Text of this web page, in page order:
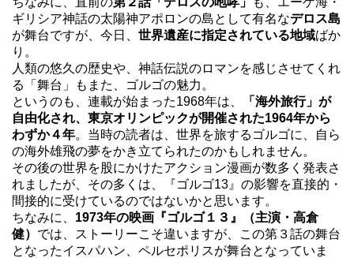
ギリシア神話の太陽神アポロンの島として有名なデロス島
が舞台ですが、今日、 世界遺産に指定されている地域ばか
り。
人類の悠久の歴史や、神話伝説のロマンを感じさせてくれ
る「舞台」もまた、ゴルゴの魅力。
というのも、連載が始まった1968年は、
「海外旅行」が
自由化され、東京オリンピックが開催された1964年から
わずか４年。当時の読者は、世界を旅するゴルゴに、自ら
の海外雄飛の夢をかき立てられたのかもしれません。
その後の世界を股にかけたアクション漫画が数多く発表さ
れましたが、その多くは、『ゴルゴ13』の影響を直接的・
間接的に受けているのではないかと思います。
ちなみに、 1973年の映画『ゴルゴ１３』（主演・高倉
健） では、ストーリーこそ違いますが、この第３話の舞台
となったイスパハン、ペルセポリスが舞台となっていま